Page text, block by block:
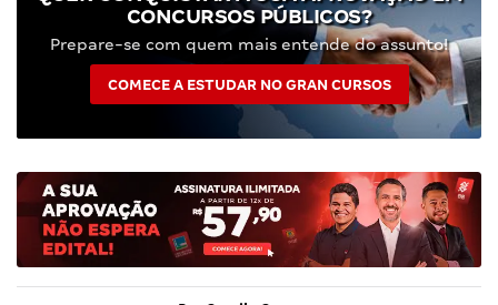
CONCURSOS PÚBLICOS?
Prepare-se com quem mais entende do assunto!
COMECE A ESTUDAR NO GRAN CURSOS